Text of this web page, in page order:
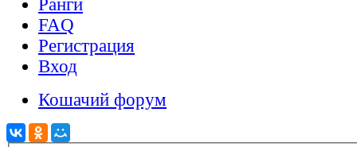
Ранги
FAQ
Регистрация
Вход
Кошачий форум